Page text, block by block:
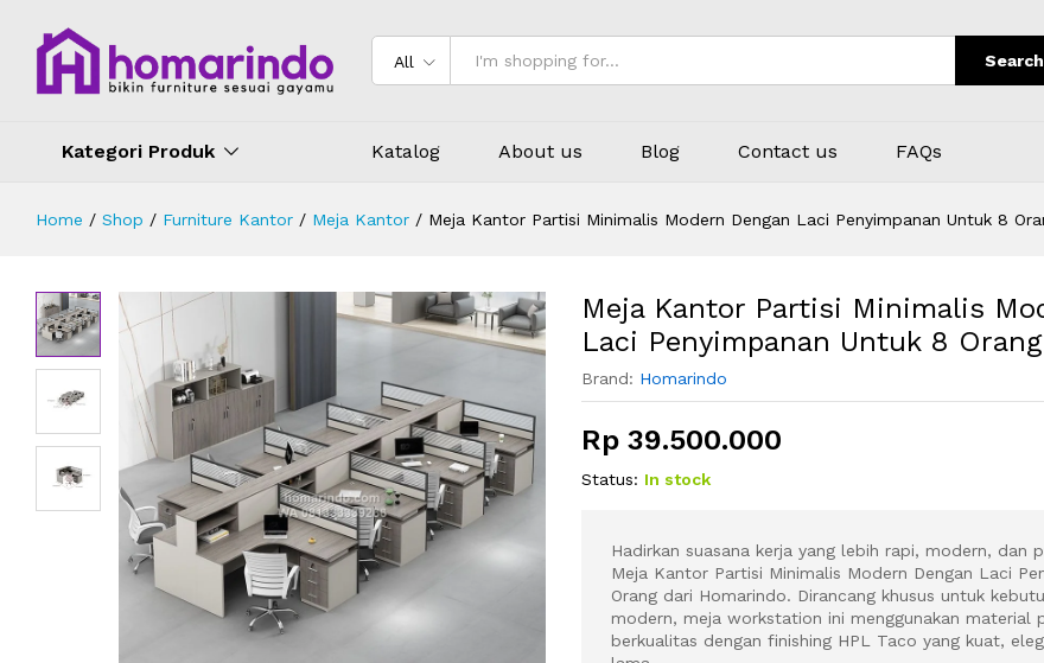
All Search
Kategori Produk Katalog About us Blog Contact us FAQs
Home / Shop / Furniture Kantor / Meja Kantor / Meja Kantor Partisi Minimalis Modern Dengan Laci Penyimpanan Untuk 8
Meja Kantor Partisi Minimalis
Laci Penyimpanan Untuk 8 Orang
Brand: Homarindo
Rp39.500.000
Status: In stock
Hadirkan suasana kerja yang lebih rapi, modern, dan
Meja Kantor Partisi Minimalis Modern Dengan Laci
Orang dari Homarindo. Dirancang khusus untuk
modern, meja workstation ini menggunakan material
berkualitas dengan finishing HPL Taco yang kuat,
Ulasan (0)